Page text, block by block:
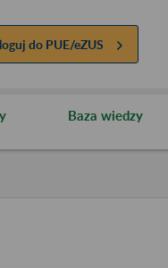
do PUE/eZUS
Baza wiedzy